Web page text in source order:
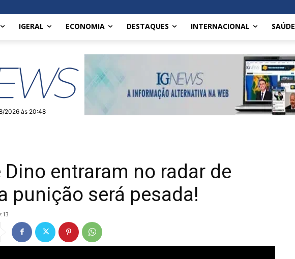
IGERAL ECONOMIA DESTAQUES INTERNACIONAL SAÚDE
2026 às 20:48
Dino entraram no radar de
punição será pesada!